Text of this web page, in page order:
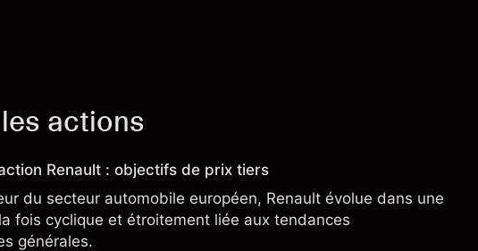
actions
Renault : objectifs de prix tiers
du secteur automobile européen, Renault évolue dans une
fois cyclique et étroitement liée aux tendances
générales.